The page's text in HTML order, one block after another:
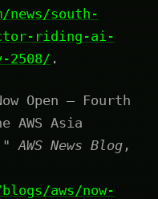
news/south-
riding-ai-
2508/ .
Open – Fourth
Asia
AWS News Blog ,
aws/now-